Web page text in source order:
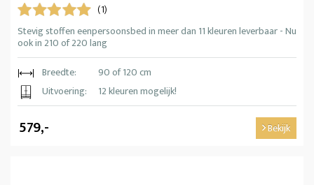
(1)
Stevig stoffen eenpersoonsbed in meer dan 11 kleuren leverbaar - Nu
ook in 210 of 220 lang
Breedte:
90 of 120 cm
Uitvoering:
12 kleuren mogelijk!
579,- Bekijk